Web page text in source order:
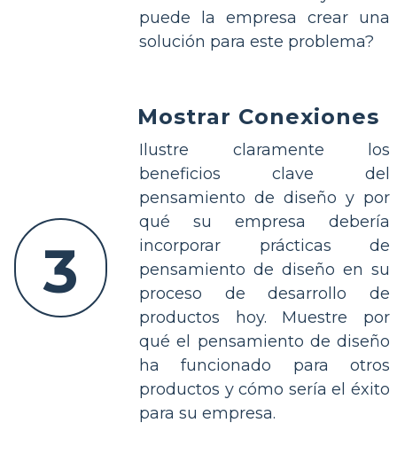
puede la empresa crear una
solución para este problema?
3
Mostrar Conexiones
Ilustre claramente los
beneficios clave del
pensamiento de diseño y por
qué su empresa debería
incorporar prácticas de
pensamiento de diseño en su
proceso de desarrollo de
productos hoy. Muestre por
qué el pensamiento de diseño
ha funcionado para otros
productos y cómo sería el éxito
para su empresa.